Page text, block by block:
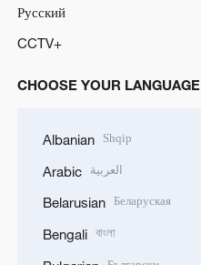
Русский
CCTV+
CHOOSE YOUR LANGUAGE
Albanian Shqip
Arabic العربية
Belarusian Беларуская
Bengali বাংলা